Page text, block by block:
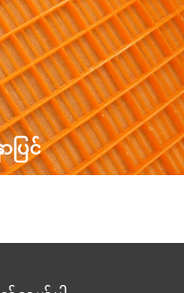
အစားများကြားတွင်
ပြင်
စေခဲ့ပါသည်။ ထိုထုတ်ကုန်